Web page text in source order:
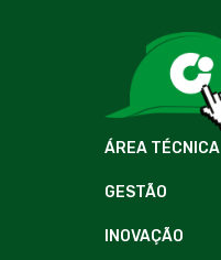
ÁREA TÉCNICA
GESTÃO
INOVAÇÃO